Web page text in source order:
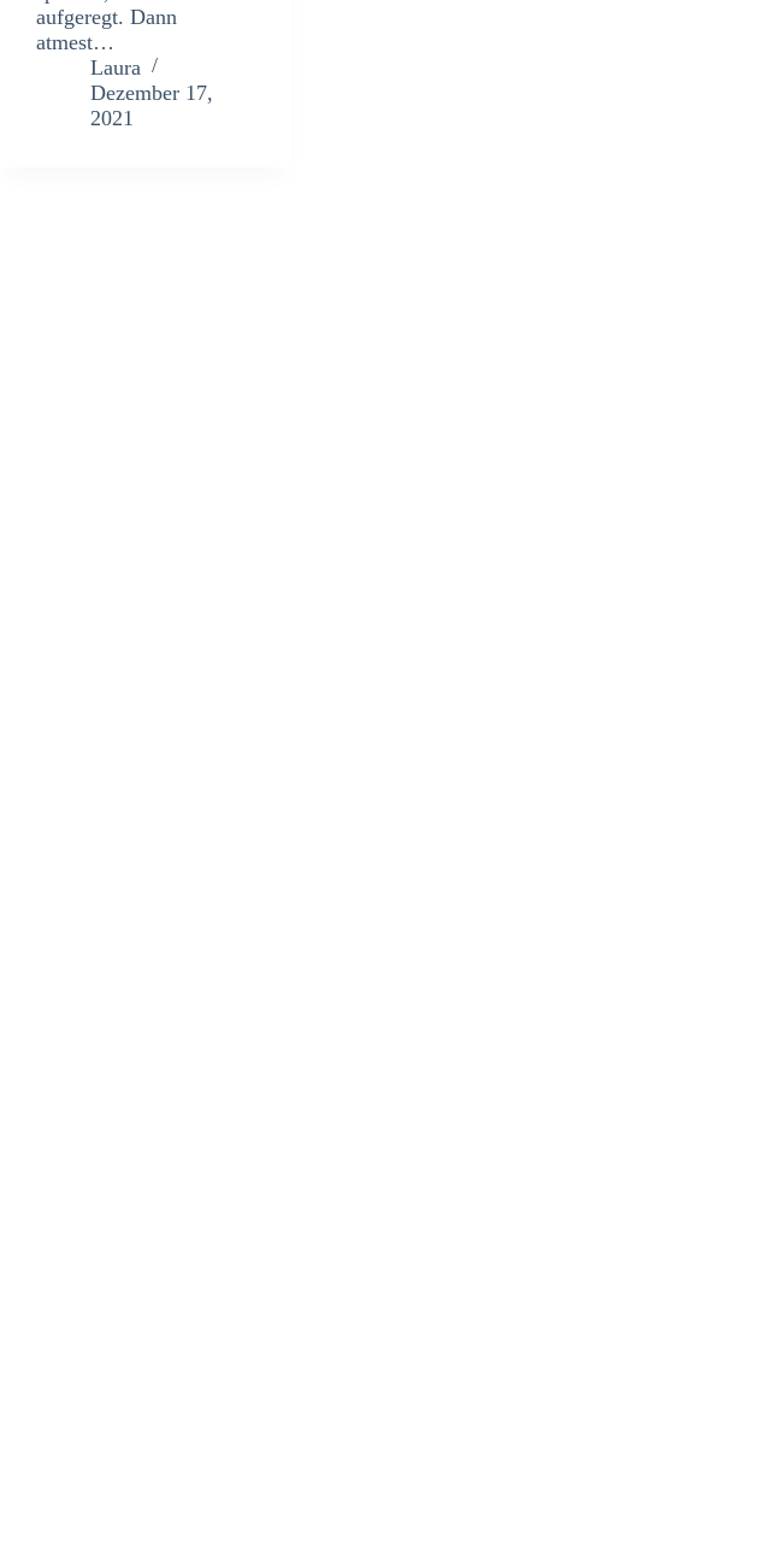
aufgeregt. Dann
atmest…
Laura
Dezember 17,
2021